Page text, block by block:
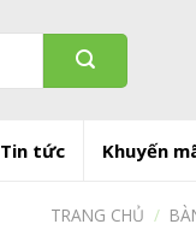
Tin tức Khuyến
TRANG CHỦ /